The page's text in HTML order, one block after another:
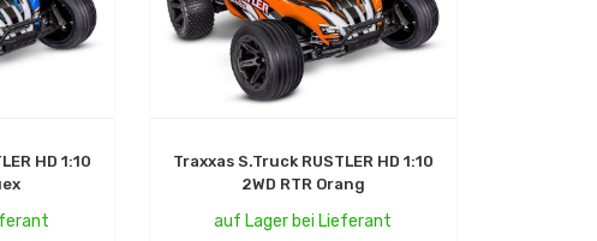
HD 1:10
Traxxas S.Truck RUSTLER HD 1:10
2WD RTR Orang
auf Lager bei Lieferant